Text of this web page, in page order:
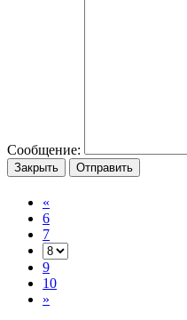
Сообщение:
Закрыть Отправить
«
6
7
9
10
»